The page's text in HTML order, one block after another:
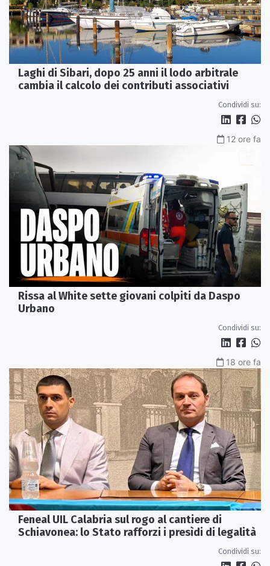
Laghi di Sibari, dopo 25 anni il lodo arbitrale
cambia il calcolo dei contributi associativi
Condividi su:
12 ore fa
Rissa al White sette giovani colpiti da Daspo
Urbano
Condividi su:
18 ore fa
Feneal UIL Calabria sul rogo al cantiere di
Schiavonea: lo Stato rafforzi i presìdi di legalità
Condividi su: